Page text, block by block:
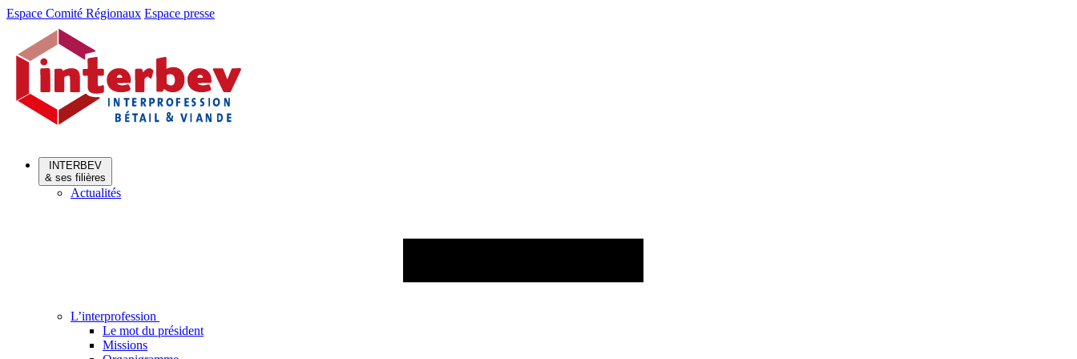
Aller
Aller
contenu
Espace Comité Régionaux Espace presse
INTERBEV
& ses filières
Actualités
L’interprofession
Le mot du président
Missions